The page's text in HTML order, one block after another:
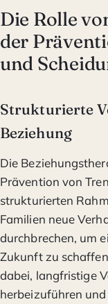
Die Rolle
der
und
Strukturierte
Beziehung
Die
Prävention von
strukturierten
Familien neue
durchbrechen, um
Zukunft zu
dabei, langfristige
herbeizuführen